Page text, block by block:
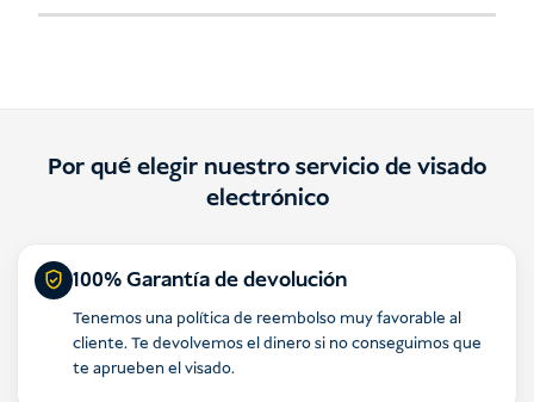
Por qué elegir nuestro servicio de visado
electrónico
100% Garantía de devolución
Tenemos una política de reembolso muy favorable al
cliente. Te devolvemos el dinero si no conseguimos que
te aprueben el visado.